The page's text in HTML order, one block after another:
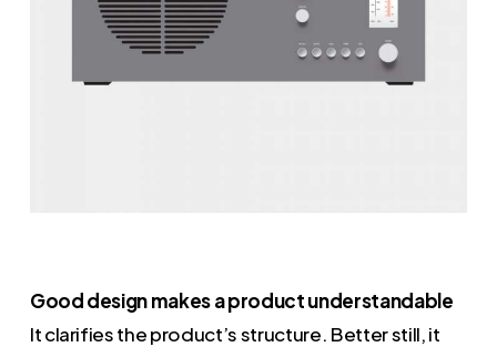
Good design makes a product understandable
It clarifies the product’s structure. Better still, it